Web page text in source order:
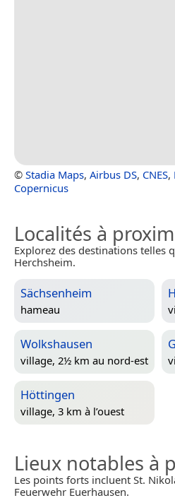
© Stadia Maps, Airbus DS, CNES,
Copernicus
Localités à
Explorez des destinations telles
Herchsheim.
Sächsenheim
hameau
Wolkshausen
village, 2½ km au nord-est
Höttingen
village, 3 km à l’ouest
Lieux notables à
Les points forts incluent St.
Feuerwehr Euerhausen.